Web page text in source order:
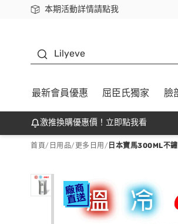
本期活動詳情請點我
下載app最高回饋$350
Lilyeve
最新會員優惠 屈臣氏獨家 臉
激推換購優惠價！立即點我看
首頁/ 日用品/ 更多日用 / 日本寶馬300ML不